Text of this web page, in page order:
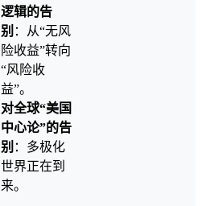
逻辑的告
别 ：从“无风
险收益”转向
“风险收
益”。
对全球“美国
中心论”的告
别 ：多极化
世界正在到
来。